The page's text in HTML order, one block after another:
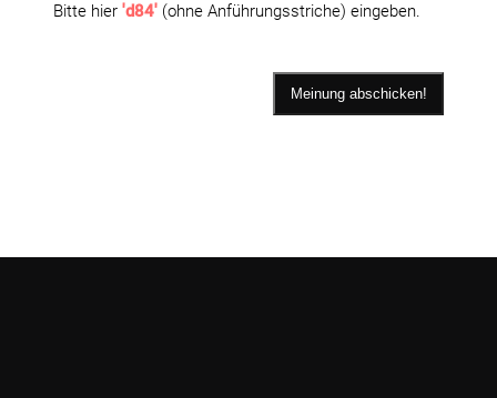
Bitte hier 'd84' (ohne Anführungsstriche) eingeben.